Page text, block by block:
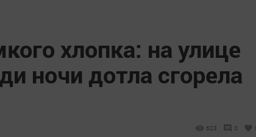
хлопка: на улице
ночи дотла сгорела
623 0